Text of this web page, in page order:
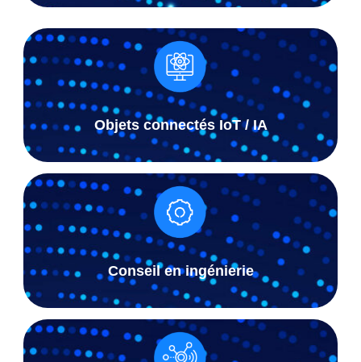
Objets connectés IoT / IA
Conseil en ingénierie